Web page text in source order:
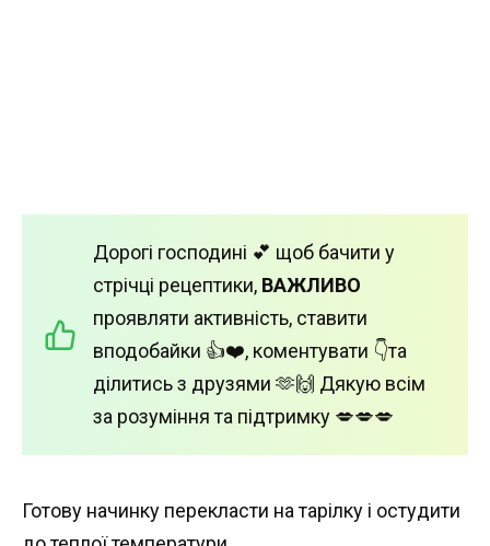
Дорогі господині 💕 щоб бачити у
стрічці рецептики, ВАЖЛИВО
проявляти активність, ставити
вподобайки 👍❤️, коментувати 👇та
ділитись з друзями 🫶🙌 Дякую всім
за розуміння та підтримку 💋💋💋
Готову начинку перекласти на тарілку і остудити